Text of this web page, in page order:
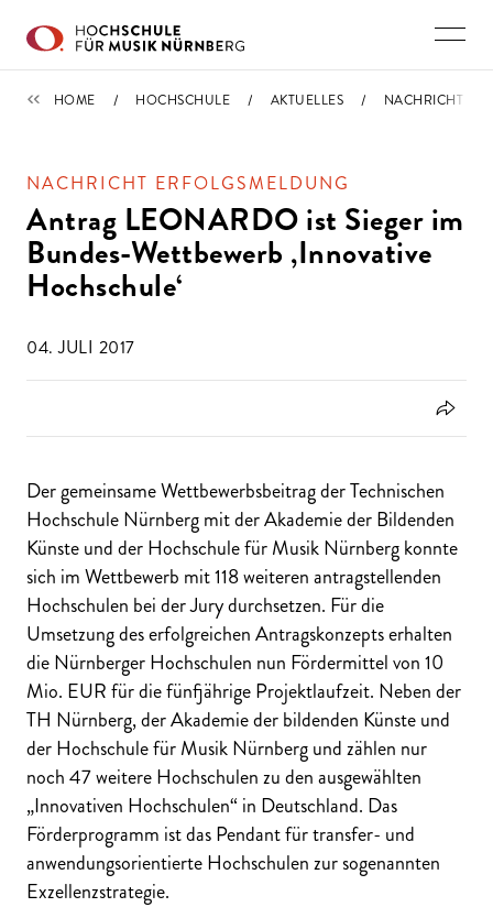
IMPORTIERT
HOME HOCHSCHULE AKTUELLES NACHRICHT
NACHRICHT ERFOLGSMELDUNG
Antrag LEONARDO ist Sieger im
Bundes-Wettbewerb ‚Innovative
Hochschule‘
04. JULI 2017
Der gemeinsame Wettbewerbsbeitrag der Technischen
Hochschule Nürnberg mit der Akademie der Bildenden
Künste und der Hochschule für Musik Nürnberg konnte
sich im Wettbewerb mit 118 weiteren antragstellenden
Hochschulen bei der Jury durchsetzen. Für die
Umsetzung des erfolgreichen Antragskonzepts erhalten
die Nürnberger Hochschulen nun Fördermittel von 10
Mio. EUR für die fünfjährige Projektlaufzeit. Neben der
TH Nürnberg, der Akademie der bildenden Künste und
der Hochschule für Musik Nürnberg und zählen nur
noch 47 weitere Hochschulen zu den ausgewählten
„Innovativen Hochschulen“ in Deutschland. Das
Förderprogramm ist das Pendant für transfer- und
anwendungsorientierte Hochschulen zur sogenannten
Exzellenzstrategie.